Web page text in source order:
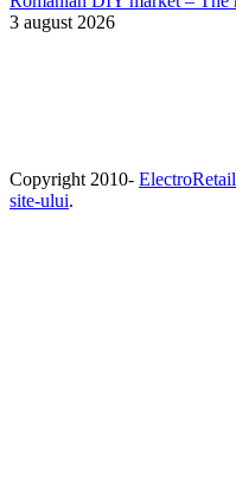
3 august 2026
Copyright 2010-
site-ului.